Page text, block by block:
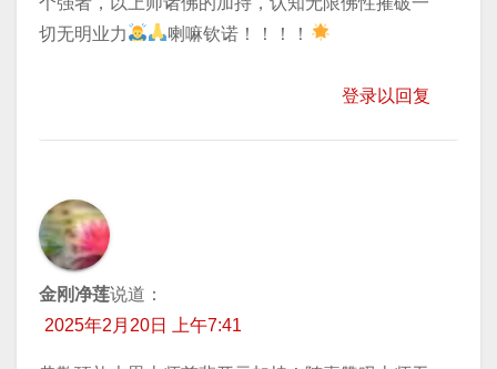
切无明业力
喇嘛钦诺！！！！
登录以回复
金刚净莲说道：
2025年2月20日 上午7:41